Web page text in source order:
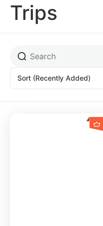
Trips
Sort (Recently Added)